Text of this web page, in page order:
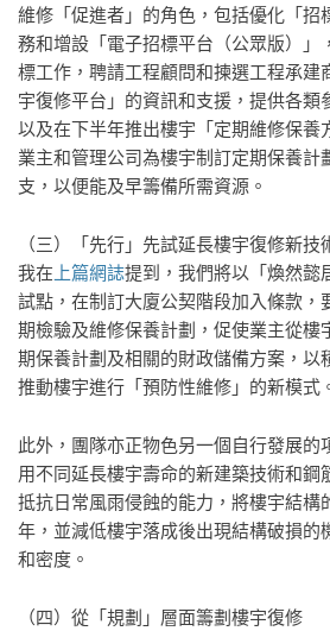
維修「促進者」的角色，包括優化「招
務和增設「電子招標平台（公眾版）」
標工作，聘請工程顧問和揀選工程承建
宇復修平台」的資訊和支援，提供各類
以及在下半年推出樓宇「定期維修保養
業主和管理公司為樓宇制訂定期保養計
支，以便能及早籌備所需資源。
（三）「先行」先試延長樓宇復修新技
我在 上篇網誌提到，我們將以「煥然懿
試點，在制訂大廈公契階段加入條款，
期檢驗及維修保養計劃，促使業主從樓
期保養計劃及相關的財政儲備方案，以
推動樓宇進行「預防性維修」的新模式
此外，團隊亦正物色另一個自行發展的
用不同延長樓宇壽命的新建築技術和鋼
抵抗日常風雨侵蝕的能力，將樓宇結構
年，並減低樓宇落成後出現結構破損的
和密度。
（四）從「規劃」層面籌劃樓宇復修